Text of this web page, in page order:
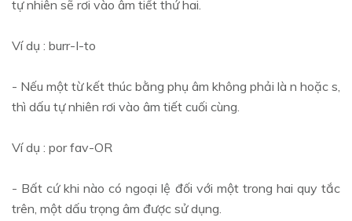
tự nhiên sẽ rơi vào âm tiết thứ hai.
Ví dụ : burr-I-to
- Nếu một từ kết thúc bằng phụ âm không phải là n hoặc s,
thì dấu tự nhiên rơi vào âm tiết cuối cùng.
Ví dụ : por fav-OR
- Bất cứ khi nào có ngoại lệ đối với một trong hai quy tắc
trên, một dấu trọng âm được sử dụng.